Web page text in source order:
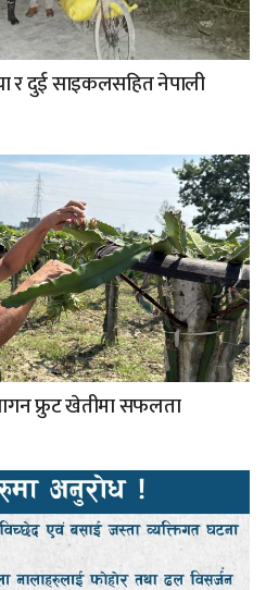
र दुई साइकलसहित नेपाली
फ्रुट खेतीमा सफलता